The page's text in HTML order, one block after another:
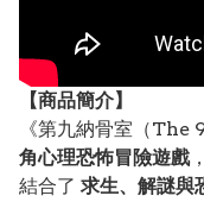
【商品簡介】
《第九納骨室（
角心理恐怖冒險遊戲，
結合了 求生、解謎與